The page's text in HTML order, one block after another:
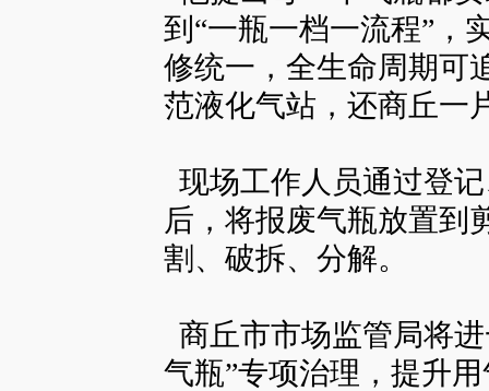
到“一瓶一档一流程”，
修统一，全生命周期可
范液化气站，还商丘一
现场工作人员通过登
后，将报废气瓶放置到
割、破拆、分解。
商丘市市场监管局将
气瓶”专项治理，提升